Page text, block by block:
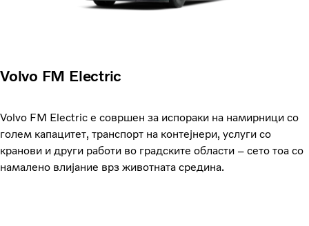
Volvo FM Electric
Volvo FM Electric е совршен за испораки на намирници со
голем капацитет, транспорт на контејнери, услуги со
кранови и други работи во градските области – сето тоа со
намалено влијание врз животната средина.